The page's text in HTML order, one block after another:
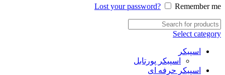
Lost your password? Remember me
Select category
اسپیکر
اسپیکر پورتابل
اسپیکر حرفه ای